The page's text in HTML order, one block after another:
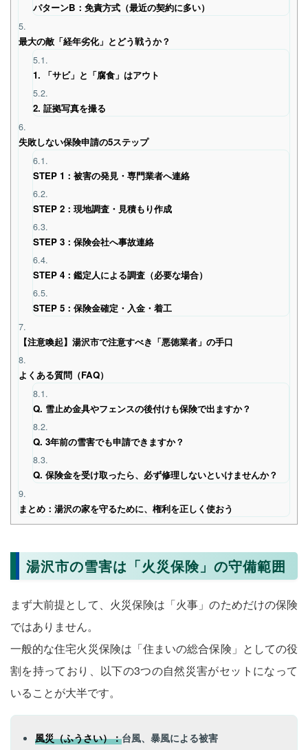
パターンB：免責方式（最近の契約に多い）
5.
最大の敵「経年劣化」とどう戦うか？
5.1.
1. 「サビ」と「腐食」はアウト
5.2.
2. 証拠写真を撮る
6.
失敗しない保険申請の5ステップ
6.1.
STEP 1：被害の発見・専門業者へ連絡
6.2.
STEP 2：現地調査・見積もり作成
6.3.
STEP 3：保険会社へ事故連絡
6.4.
STEP 4：鑑定人による調査（必要な場合）
6.5.
STEP 5：保険金確定・入金・着工
7.
【注意喚起】湯沢市で注意すべき「悪徳業者」の手口
8.
よくある質問（FAQ）
8.1.
Q. 雪止め金具やフェンスの後付けも保険で出ますか？
8.2.
Q. 3年前の雪害でも申請できますか？
8.3.
Q. 保険金を受け取ったら、必ず修理しないといけませんか？
9.
まとめ：湯沢の家を守るために、権利を正しく使おう
湯沢市の雪害は「火災保険」の守備範囲
まず大前提として、火災保険は「火事」のためだけの保険
ではありません。
一般的な住宅火災保険は「住まいの総合保険」としての役
割を持っており、以下の3つの自然災害がセットになって
いることが大半です。
風災（ふうさい）：台風、暴風による被害